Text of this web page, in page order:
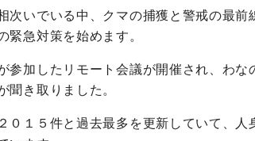
いでいる中、クマの捕獲と警戒の最前
緊急対策を始めます。
加したリモート会議が開催され、わな
聞き取りました。
１５件と過去最多を更新していて、人